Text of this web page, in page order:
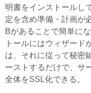
明書をインストールし
定を含め準備・計画が
Bがあることで簡単に
トールにはウィザード
は、それに従って秘密
ーストするだけで、サ
全体をSSL化できる。